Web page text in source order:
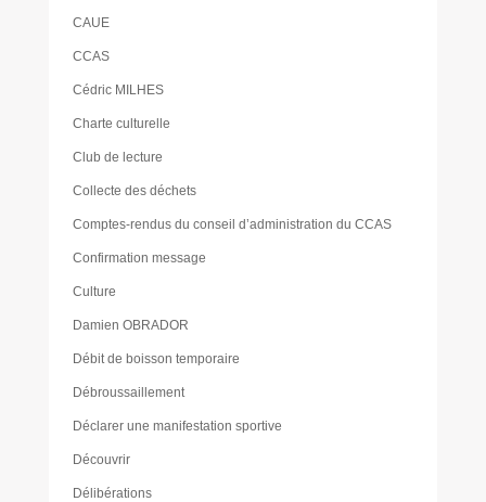
CAUE
CCAS
Cédric MILHES
Charte culturelle
Club de lecture
Collecte des déchets
Comptes-rendus du conseil d’administration du CCAS
Confirmation message
Culture
Damien OBRADOR
Débit de boisson temporaire
Débroussaillement
Déclarer une manifestation sportive
Découvrir
Délibérations